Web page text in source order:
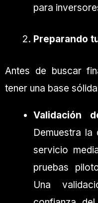
para
Preparando
Antes de buscar
tener una base
Validación
Demuestra
servicio
pruebas
Una